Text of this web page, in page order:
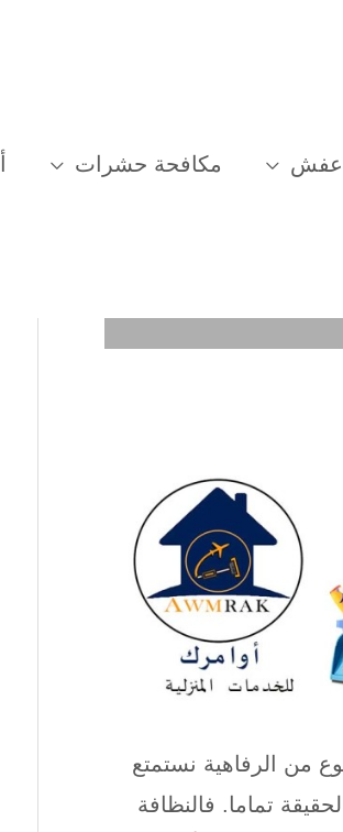
عفش مكافحة حشرات
من الرفاهية نستمتع
تماما. فالنظافة